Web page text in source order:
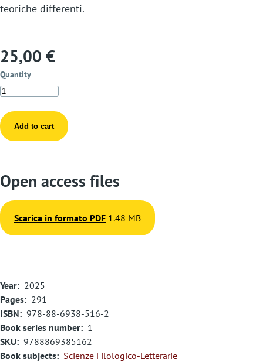
teoriche differenti.
25,00 €
Quantity
Open access files
Scarica in formato PDF 1.48 MB
Year
2025
Pages
291
ISBN
978-88-6938-516-2
Book series number
1
SKU 9788869385162
Book subjects
Scienze Filologico-Letterarie